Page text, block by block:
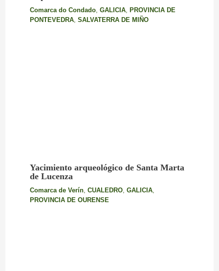
Comarca do Condado, GALICIA, PROVINCIA DE
PONTEVEDRA, SALVATERRA DE MIÑO
Yacimiento arqueológico de Santa Marta
de Lucenza
Comarca de Verín, CUALEDRO, GALICIA,
PROVINCIA DE OURENSE